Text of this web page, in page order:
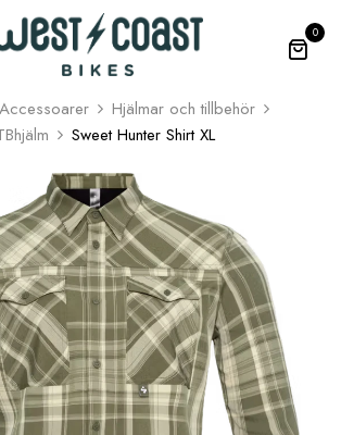
0
Hjälmar och tillbehör
Sweet Hunter Shirt XL